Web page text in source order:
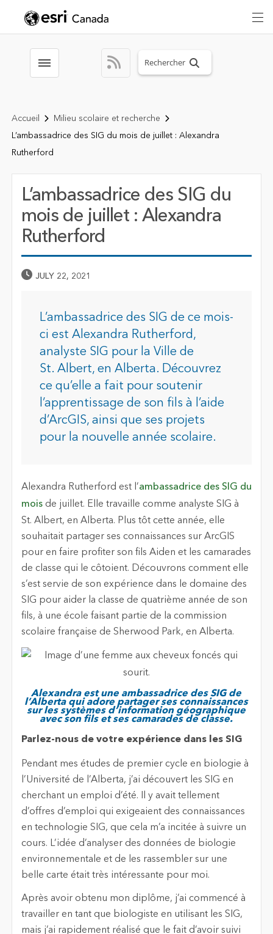
Toggle menubar
Accueil
Milieu scolaire et recherche
L’ambassadrice des SIG du mois de juillet : Alexandra
Rutherford
L’ambassadrice des SIG du
mois de juillet : Alexandra
Rutherford
Published Date
JULY 22, 2021
L’ambassadrice des SIG de ce mois-
ci est Alexandra Rutherford,
analyste SIG pour la Ville de
St. Albert, en Alberta. Découvrez
ce qu’elle a fait pour soutenir
l’apprentissage de son fils à l’aide
d’ArcGIS, ainsi que ses projets
pour la nouvelle année scolaire.
Alexandra Rutherford est l’ambassadrice des SIG du
moisde juillet. Elle travaille comme analyste SIG à
St. Albert, en Alberta. Plus tôt cette année, elle
souhaitait partager ses connaissances sur ArcGIS
pour en faire profiter son fils Aiden et les camarades
de classe qui le côtoient. Découvrons comment elle
s’est servie de son expérience dans le domaine des
SIG pour aider la classe de quatrième année de son
fils, à une école faisant partie de la commission
scolaire française de Sherwood Park, en Alberta.
Alexandra est une ambassadrice des SIG de
l’Alberta qui adore partager ses connaissances
sur les systèmes d’information géographique
avec son fils et ses camarades de classe.
Parlez-nous de votre expérience dans les SIG
Pendant mes études de premier cycle en biologie à
l’Université de l’Alberta, j’ai découvert les SIG en
cherchant un emploi d’été. Il y avait tellement
d’offres d’emploi qui exigeaient des connaissances
en technologie SIG, que cela m’a incitée à suivre un
cours. L’idée d’analyser des données de biologie
environnementale et de les rassembler sur une
belle carte était très intéressante pour moi.
Après avoir obtenu mon diplôme, j’ai commencé à
travailler en tant que biologiste en utilisant les SIG,
mais j’ai rapidement réalisé que le fait d’avoir suivi